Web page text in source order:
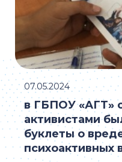
в ГБПОУ «АГТ»
активистами
буклеты о
психоактивных
07.05.2024